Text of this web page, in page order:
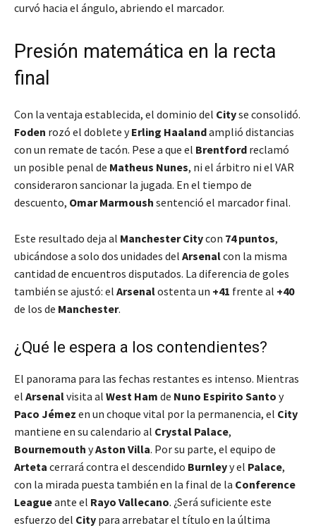
curvó hacia el ángulo, abriendo el marcador.
Presión matemática en la recta
final
Con la ventaja establecida, el dominio del Cityse consolidó.
Foden rozó el doblete yErling Haalandamplió distancias
con un remate de tacón. Pese a que el Brentford reclamó
un posible penal de Matheus Nunes, ni el árbitro ni el VAR
consideraron sancionar la jugada. En el tiempo de
descuento, Omar Marmoush sentenció el marcador final.
Este resultado deja al Manchester Citycon 74 puntos,
ubicándose a solo dos unidades del Arsenalcon la misma
cantidad de encuentros disputados. La diferencia de goles
también se ajustó: el Arsenalostenta un +41 frente al +40
de los de Manchester.
¿Qué le espera a los contendientes?
El panorama para las fechas restantes es intenso. Mientras
el Arsenalvisita al West Ham de Nuno Espirito Santo y
Paco Jémez en un choque vital por la permanencia, el City
mantiene en su calendario al Crystal Palace,
Bournemouth yAston Villa. Por su parte, el equipo de
Arteta cerrará contra el descendido Burnleyy el Palace,
con la mirada puesta también en la final de la Conference
Leagueante el Rayo Vallecano. ¿Será suficiente este
esfuerzo del City para arrebatar el título en la última